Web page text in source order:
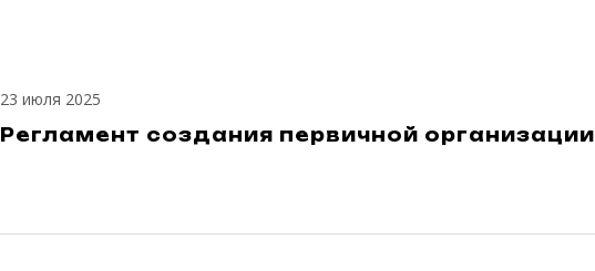
23 июля 2025
Регламент создания первичной организации